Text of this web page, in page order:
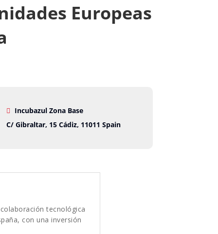
Europeas
Incubazul Zona Base
C/ Gibraltar, 15 Cádiz, 11011 Spain
tecnológica
con una inversión